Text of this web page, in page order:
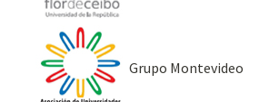
Grupo Montevideo